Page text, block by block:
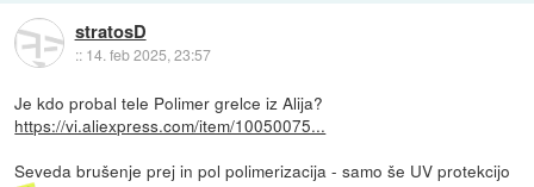
stratosD
:: 14. feb 2025, 23:57
Je kdo probal tele Polimer grelce iz Alija?
https://vi.aliexpress.com/item/10050075...
Seveda brušenje prej in pol polimerizacija - samo še UV protekcijo